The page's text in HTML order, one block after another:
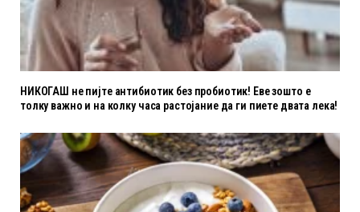
НИКОГАШ не пијте антибиотик без пробиотик! Еве зошто е
толку важно и на колку часа растојание да ги пиете двата лека!